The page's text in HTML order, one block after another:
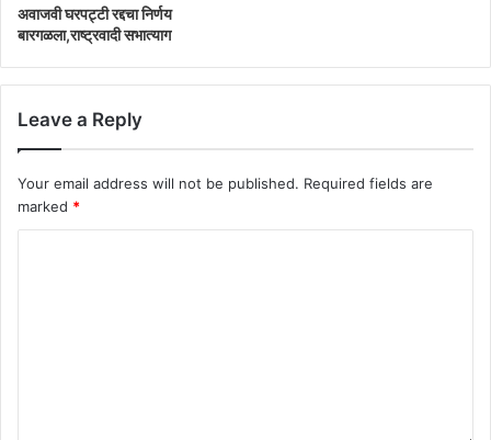
अवाजवी घरपट्टी रद्दचा निर्णय
बारगळला,राष्ट्रवादी सभात्याग
Leave a Reply
Your email address will not be published. Required fields are
marked *